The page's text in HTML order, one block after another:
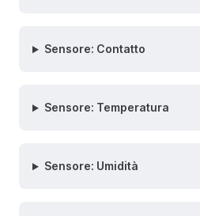
Sensore: Contatto
Sensore: Temperatura
Sensore: Umidità